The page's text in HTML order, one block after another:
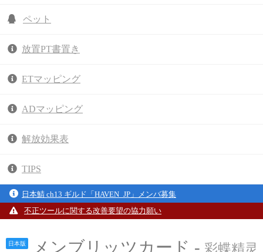
ペット
放置PT書置き
ETマッピング
ADマッピング
解放効果表
TIPS
日本鯖 ch13 ギルド「HAVEN_JP」メンバ募集
不正ツールに関する改善要望の協力願い
日本版 メンブリッツカード - 彩蝶精灵